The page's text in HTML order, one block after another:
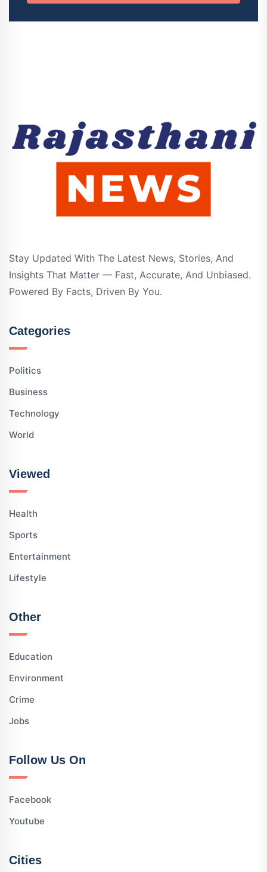
Stay Updated With The Latest News, Stories, And
Insights That Matter — Fast, Accurate, And Unbiased.
Powered By Facts, Driven By You.
Categories
Politics
Business
Technology
World
Viewed
Health
Sports
Entertainment
Lifestyle
Other
Education
Environment
Crime
Jobs
Follow Us On
Facebook
Youtube
Cities